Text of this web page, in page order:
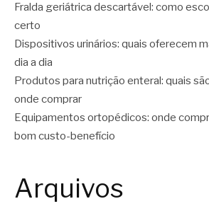
Fralda geriátrica descartável: como
certo
Dispositivos urinários: quais oferecem
dia a dia
Produtos para nutrição enteral: quais
onde comprar
Equipamentos ortopédicos: onde
bom custo-benefício
Arquivos